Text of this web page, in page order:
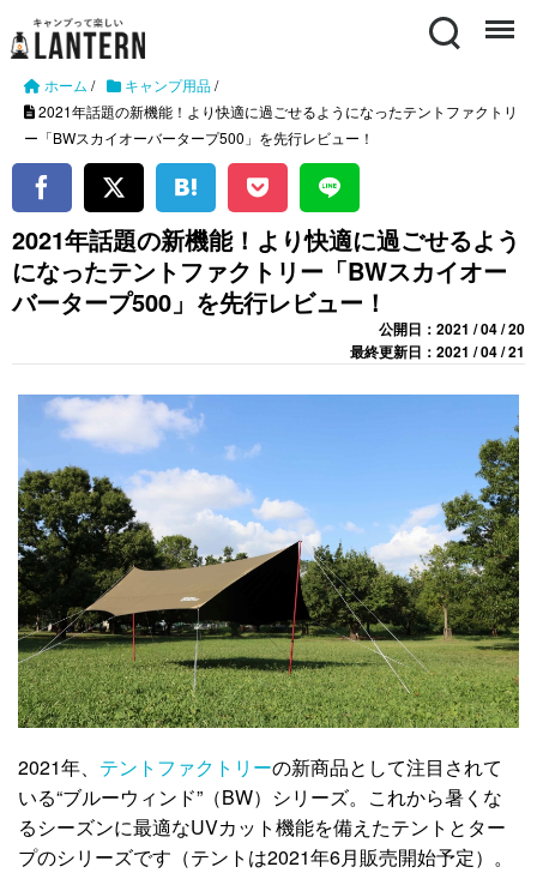
Search Menu
ホーム / キャンプ用品/
2021年話題の新機能！より快適に過ごせるようになったテントファクトリ
ー「BWスカイオーバータープ500」を先行レビュー！
2021年話題の新機能！より快適に過ごせるよう
になったテントファクトリー「BWスカイオー
バータープ500」を先行レビュー！
公開日：2021 / 04 / 20
最終更新日：2021 / 04 / 21
2021年、 テントファクトリーの新商品として注目されて
いる“ブルーウィンド”（BW）シリーズ。これから暑くな
るシーズンに最適なUVカット機能を備えたテントとター
プのシリーズです（テントは2021年6月販売開始予定）。